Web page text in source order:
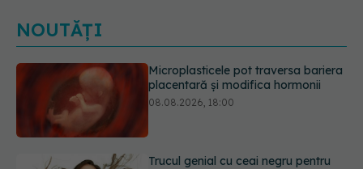
NOUTĂȚI
Trucul genial cu ceai negru pentru
păr. Tot mai multe femei îl adoră